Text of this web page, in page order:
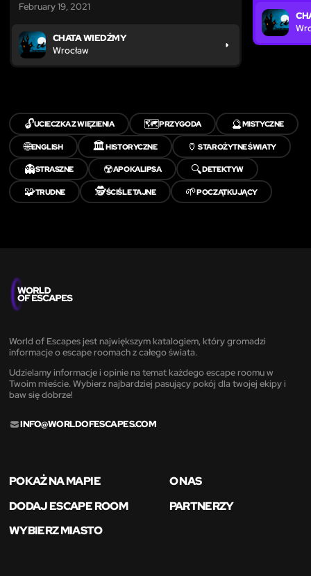
February 19, 2021
CHATA WIEDŹMY
Wrocław
🔓UCIECZKA Z WIĘZIENIA 🗺️PRZYGODA 🔮MISTYCZNE
🌐ENGLISH 🏛️HISTORYCZNE 🏺STAROŻYTNE ŚWIATY
👻STRASZNE ☢️APOKALIPSA 🔍DETEKTYW
🧩TRUDNE 🕵️ŚCIŚLE TAJNE 🌱POCZĄTKUJĄCY
World of Escapes jest największym katalogiem, który gromadzi
informacje o escape roomach z całego świata.
Udzielamy informacje i opinie na temat każdego escape roomu w
Twoim mieście. Wybierz najbardziej pasujący pokój dla twojej ekipy i
baw się dobrze!
INFO@WORLDOFESCAPES.COM
POKAŻ NA MAPIE
O NAS
DODAJ ESCAPE ROOM
PARTNERZY
WYBIERZ MIASTO